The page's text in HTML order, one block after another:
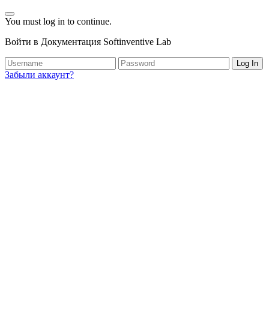
You must log in to continue.
Войти в Документация Softinventive Lab
Log In
Забыли аккаунт?